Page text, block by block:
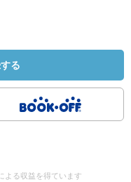
る
よる収益を得ています